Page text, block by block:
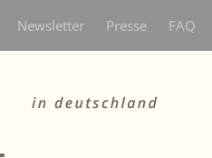
Newsletter Presse FAQ